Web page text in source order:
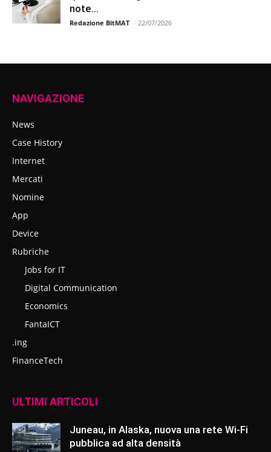
note...
Redazione BitMAT - 22/07/2026
NAVIGAZIONE
News
Case History
Internet
Mercati
Nomine
App
Device
Rubriche
Jobs for IT
Digital Communication
Economics
FantaICT
.ing
FinanceTech
ULTIMI ARTICOLI
Juneau, in Alaska, nuova una rete Wi-Fi
pubblica ad alta densità